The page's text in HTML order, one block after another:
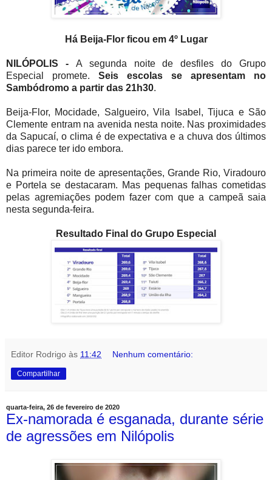
Há Beija-Flor ficou em 4º Lugar
NILÓPOLIS - A segunda noite de desfiles do Grupo
Especial promete. Seis escolas se apresentam no
Sambódromo a partir das 21h30.
Beija-Flor, Mocidade, Salgueiro, Vila Isabel, Tijuca e São
Clemente entram na avenida nesta noite. Nas proximidades
da Sapucaí, o clima é de expectativa e a chuva dos últimos
dias parece ter ido embora.
Na primeira noite de apresentações, Grande Rio, Viradouro
e Portela se destacaram. Mas pequenas falhas cometidas
pelas agremiações podem fazer com que a campeã saia
nesta segunda-feira.
Resultado Final do Grupo Especial
Editor Rodrigo às 11:42 Nenhum comentário:
Compartilhar
quarta-feira, 26 de fevereiro de 2020
Ex-namorada é esganada, durante série
de agressões em Nilópolis